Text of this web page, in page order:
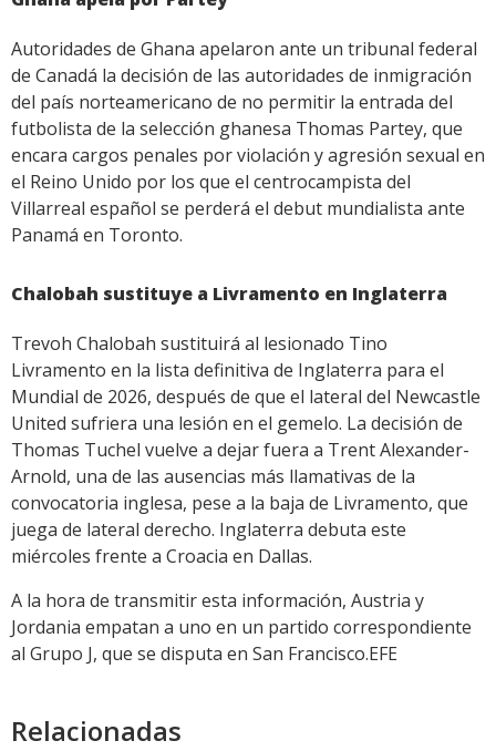
Autoridades de Ghana apelaron ante un tribunal federal
de Canadá la decisión de las autoridades de inmigración
del país norteamericano de no permitir la entrada del
futbolista de la selección ghanesa Thomas Partey, que
encara cargos penales por violación y agresión sexual en
el Reino Unido por los que el centrocampista del
Villarreal español se perderá el debut mundialista ante
Panamá en Toronto.
Chalobah sustituye a Livramento en Inglaterra
Trevoh Chalobah sustituirá al lesionado Tino
Livramento en la lista definitiva de Inglaterra para el
Mundial de 2026, después de que el lateral del Newcastle
United sufriera una lesión en el gemelo. La decisión de
Thomas Tuchel vuelve a dejar fuera a Trent Alexander-
Arnold, una de las ausencias más llamativas de la
convocatoria inglesa, pese a la baja de Livramento, que
juega de lateral derecho. Inglaterra debuta este
miércoles frente a Croacia en Dallas.
A la hora de transmitir esta información, Austria y
Jordania empatan a uno en un partido correspondiente
al Grupo J, que se disputa en San Francisco.EFE
Relacionadas